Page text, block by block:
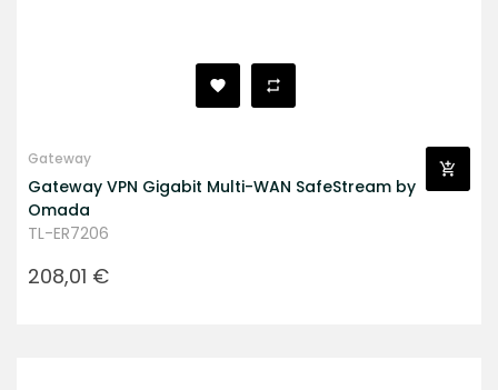
Gateway
Gateway VPN Gigabit Multi-WAN SafeStream by
Omada
TL-ER7206
Prezzo
208,01 €